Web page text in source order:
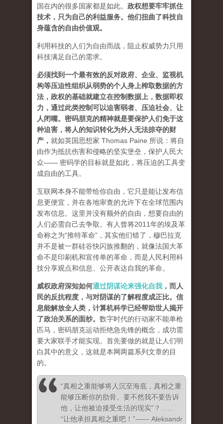
国在内的很多国家都是如此。 政权想要牢牢抓住
技术，只为自己的利益服务。他们扭曲了科技自
身蕴含的自由价值观。
利用科技的人们为自由而战，阻止权威势力只用
科技满足自己的需求。
必须找到一个最有效的反对政府、企业、监视机
构等压迫性组织从弱势的个人身上榨取数据的方
法，政权的基础就建立在控制数据上，数据即权
力，通过此类控制可以迫害弱者、压迫社会、让
人闭嘴。密码朋克的精神就是要保护人们免于这
种迫害，将人的知识转化为外人无法掠夺的财
产 ， 就如英国思想家 Thomas Paine 所说：将自
由作为抵抗伤害和侵略的坚实堡垒，保护人民大
众—— 密码学的目标就是如此，将压迫的工具变
成自由的工具。
互联网本身不能带给你自由，它只是能让发布信
息更便宜，并在各地审查的允许下在全球范围内
发布信息。这里并没有额外的自由，想要自由的
人们必需自己去争取。有人曾将2011年的埃及革
命称之为“推特革命”，其实他们错了，穆巴拉克
并不是被一群硅谷快闪族推翻的，就像法国大革
命不是印刷机和宣传单的革命，而是人民利用科
技分享观点和信息、公开表达自我的革命。
威权政府深知如何通过阴谋论来强化自我 ，而人
民的反抗程度，与对阴谋的了解程度成正比。信
息能解放全人类，计算机科学已经帮助世人揭开
了政治关系的面纱。 数字时代的行动家不能单枪
匹马，密码朋克运动拒绝急先锋的概念，成功需
要大家联手才能实现。首先要做的就是让人们明
白其中的意义，这就是本网两篇系列文章的目
的。
“真相之重能够将人沉至海底，真相之重
能够压断你的肋骨。要不然我不要告诉
他，让他被迫接受生活的现实”？……
“让他承担真相之重吧！”—— Aleksandr